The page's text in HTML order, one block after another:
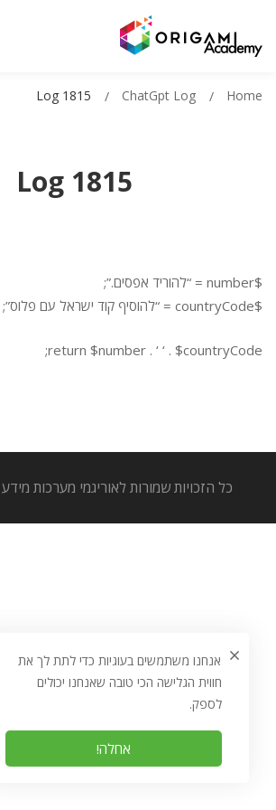
Log 1815
Home
ChatGpt Log
Log 1815
$number = “להוריד אפסים.”;
$countryCode = “להוסיף קוד ישראל עם פלוס”;
return $number . ‘ ‘ . $countryCode;
כל הזכויות שמורות לאוריגמי מערכות מידע
אנחנו משתמשים בעוגיות כדי לתת לך את
חווית הגלישה הכי טובה שאנחנו יכולים
לספק.
אחלה!